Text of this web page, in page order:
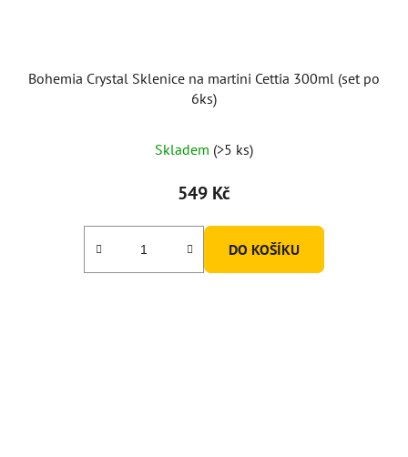
Bohemia Crystal Sklenice na martini Cettia 300ml (set po
6ks)
Skladem (>5 ks)
549 Kč
DO KOŠÍKU